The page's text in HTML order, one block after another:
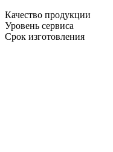
Качество продукции
Уровень сервиса
Срок изготовления